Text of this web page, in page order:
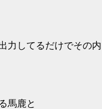
力してるだけでその内
馬鹿と